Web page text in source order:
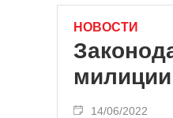
НОВОСТИ
милиции
14/06/2022